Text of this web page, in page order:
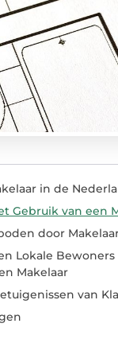
in de
Gebruik van een
door
Lokale
Makelaar
van